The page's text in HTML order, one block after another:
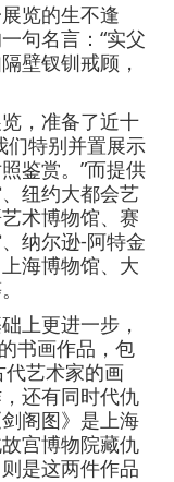
览的生不逢
句名言：“实父
壁钗钏戒顾，
，准备了近十
们特别并置展示
鉴赏。”而提供
纽约大都会艺
术博物馆、赛
纳尔逊-阿特金
海博物馆、大
上更进一步，
书画作品，包
艺术家的画
还有同时代仇
阁图》是上海
宫博物院藏仇
是这两件作品